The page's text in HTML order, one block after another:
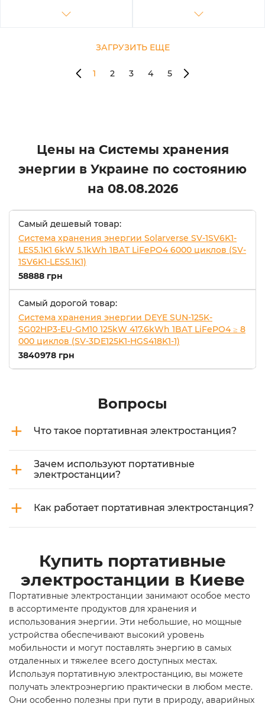
ЗАГРУЗИТЬ ЕЩЕ
1 2 3 4 5
Цены на Системы хранения
энергии в Украине по состоянию
на 08.08.2026
Самый дешевый товар:
Система хранения энергии Solarverse SV-1SV6K1-
LES5.1K1 6kW 5.1kWh 1BAT LiFePO4 6000 циклов (SV-
1SV6K1-LES5.1K1)
58888 грн
Самый дорогой товар:
Система хранения энергии DEYE SUN-125K-
SG02HP3-EU-GM10 125kW 417.6kWh 1BAT LiFePO4 ≥ 8
000 циклов (SV-3DE125K1-HGS418K1-1)
3840978 грн
Вопросы
+ Что такое портативная электростанция?
+
Зачем используют портативные
электростанции?
+ Как работает портативная электростанция?
Купить портативные
электростанции в Киеве
Портативные электростанции занимают особое место
в ассортименте продуктов для хранения и
использования энергии. Эти небольшие, но мощные
устройства обеспечивают высокий уровень
мобильности и могут поставлять энергию в самых
отдаленных и тяжелее всего доступных местах.
Используя портативную электростанцию, вы можете
получать электроэнергию практически в любом месте.
Они особенно полезны при пути в природу, аварийных